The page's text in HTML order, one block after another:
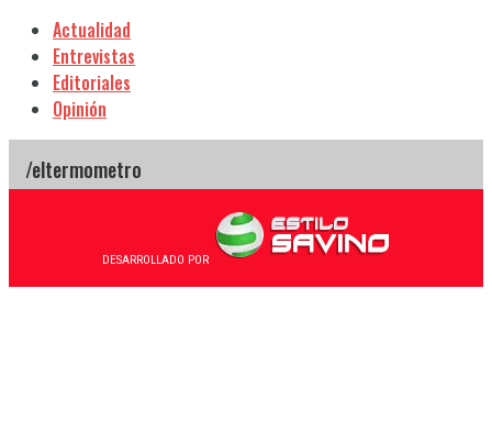
Actualidad
Entrevistas
Editoriales
Opinión
DESARROLLADO POR